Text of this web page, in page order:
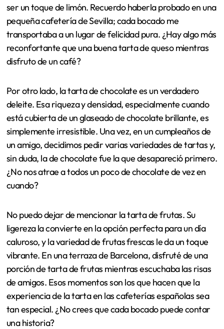
ser un toque de limón. Recuerdo haberla probado en una
pequeña cafetería de Sevilla; cada bocado me
transportaba a un lugar de felicidad pura. ¿Hay algo más
reconfortante que una buena tarta de queso mientras
disfruto de un café?
Por otro lado, la tarta de chocolate es un verdadero
deleite. Esa riqueza y densidad, especialmente cuando
está cubierta de un glaseado de chocolate brillante, es
simplemente irresistible. Una vez, en un cumpleaños de
un amigo, decidimos pedir varias variedades de tartas y,
sin duda, la de chocolate fue la que desapareció primero.
¿No nos atrae a todos un poco de chocolate de vez en
cuando?
No puedo dejar de mencionar la tarta de frutas. Su
ligereza la convierte en la opción perfecta para un día
caluroso, y la variedad de frutas frescas le da un toque
vibrante. En una terraza de Barcelona, disfruté de una
porción de tarta de frutas mientras escuchaba las risas
de amigos. Esos momentos son los que hacen que la
experiencia de la tarta en las cafeterías españolas sea
tan especial. ¿No crees que cada bocado puede contar
una historia?